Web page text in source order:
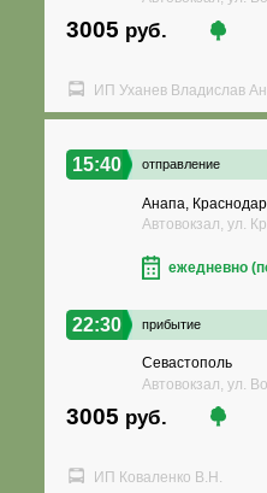
3005 руб.
ИП Уханев Владислав
15:40 отправление
Анапа,
Автовокзал, ул.
ежедневно
22:30 прибытие
Севастополь
Автовокзал, ул.
3005 руб.
ИП Коваленко В.Н.